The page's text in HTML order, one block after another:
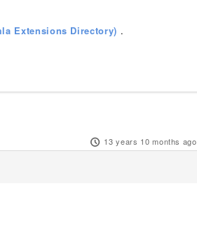
Extensions Directory) .
13 years 10 months ago